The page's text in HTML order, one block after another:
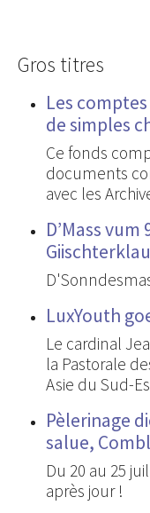
Gros titres
Les
de simples
Ce fonds
documents
avec les
D’Mass
LuxYouth
Le cardinal
la Pastorale
Asie du Sud-
Pèlerinage
salue,
Du 20 au 25
après jour !